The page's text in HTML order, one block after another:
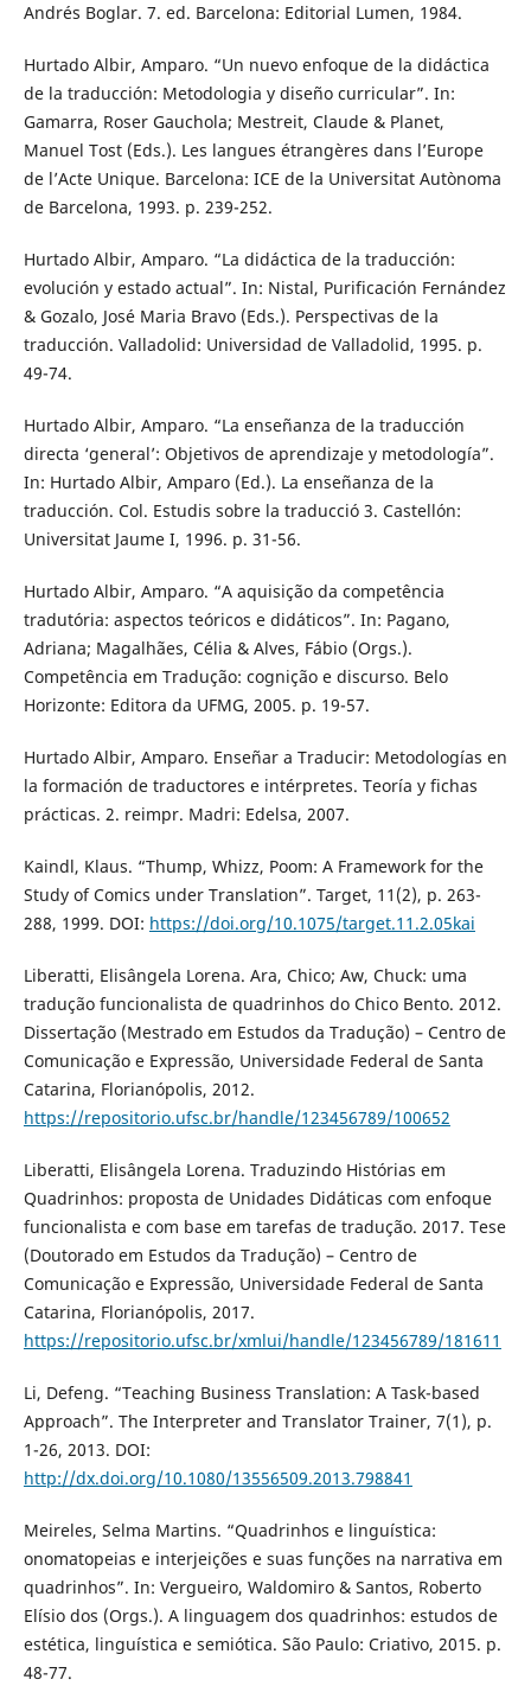
Andrés Boglar. 7. ed. Barcelona: Editorial Lumen, 1984.
Hurtado Albir, Amparo. “Un nuevo enfoque de la didáctica
de la traducción: Metodologia y diseño curricular”. In:
Gamarra, Roser Gauchola; Mestreit, Claude & Planet,
Manuel Tost (Eds.). Les langues étrangères dans l’Europe
de l’Acte Unique. Barcelona: ICE de la Universitat Autònoma
de Barcelona, 1993. p. 239-252.
Hurtado Albir, Amparo. “La didáctica de la traducción:
evolución y estado actual”. In: Nistal, Purificación Fernández
& Gozalo, José Maria Bravo (Eds.). Perspectivas de la
traducción. Valladolid: Universidad de Valladolid, 1995. p.
49-74.
Hurtado Albir, Amparo. “La enseñanza de la traducción
directa ‘general’: Objetivos de aprendizaje y metodología”.
In: Hurtado Albir, Amparo (Ed.). La enseñanza de la
traducción. Col. Estudis sobre la traducció 3. Castellón:
Universitat Jaume I, 1996. p. 31-56.
Hurtado Albir, Amparo. “A aquisição da competência
tradutória: aspectos teóricos e didáticos”. In: Pagano,
Adriana; Magalhães, Célia & Alves, Fábio (Orgs.).
Competência em Tradução: cognição e discurso. Belo
Horizonte: Editora da UFMG, 2005. p. 19-57.
Hurtado Albir, Amparo. Enseñar a Traducir: Metodologías en
la formación de traductores e intérpretes. Teoría y fichas
prácticas. 2. reimpr. Madri: Edelsa, 2007.
Kaindl, Klaus. “Thump, Whizz, Poom: A Framework for the
Study of Comics under Translation”. Target, 11(2), p. 263-
288, 1999. DOI: https://doi.org/10.1075/target.11.2.05kai
Liberatti, Elisângela Lorena. Ara, Chico; Aw, Chuck: uma
tradução funcionalista de quadrinhos do Chico Bento. 2012.
Dissertação (Mestrado em Estudos da Tradução) – Centro de
Comunicação e Expressão, Universidade Federal de Santa
Catarina, Florianópolis, 2012.
https://repositorio.ufsc.br/handle/123456789/100652
Liberatti, Elisângela Lorena. Traduzindo Histórias em
Quadrinhos: proposta de Unidades Didáticas com enfoque
funcionalista e com base em tarefas de tradução. 2017. Tese
(Doutorado em Estudos da Tradução) – Centro de
Comunicação e Expressão, Universidade Federal de Santa
Catarina, Florianópolis, 2017.
https://repositorio.ufsc.br/xmlui/handle/123456789/181611
Li, Defeng. “Teaching Business Translation: A Task-based
Approach”. The Interpreter and Translator Trainer, 7(1), p.
1-26, 2013. DOI:
http://dx.doi.org/10.1080/13556509.2013.798841
Meireles, Selma Martins. “Quadrinhos e linguística:
onomatopeias e interjeições e suas funções na narrativa em
quadrinhos”. In: Vergueiro, Waldomiro & Santos, Roberto
Elísio dos (Orgs.). A linguagem dos quadrinhos: estudos de
estética, linguística e semiótica. São Paulo: Criativo, 2015. p.
48-77.